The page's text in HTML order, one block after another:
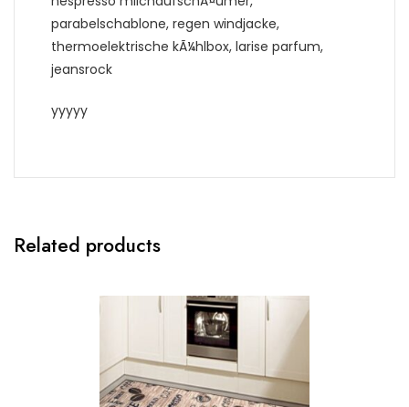
parabelschablone, regen windjacke,
thermoelektrische kÃ¼hlbox, larise parfum,
jeansrock
yyyyy
Related products